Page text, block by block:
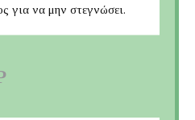
για να μην στεγνώσει.